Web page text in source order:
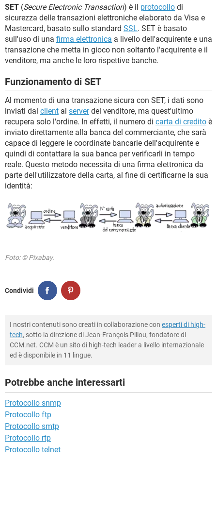
TIKTOK FACEBOOK
HARDWARE
SET (Secure Electronic Transaction) è il protocollo di
sicurezza delle transazioni elettroniche elaborato da Visa e
Mastercard, basato sullo standard SSL. SET è basato
sull'uso di una firma elettronica a livello dell'acquirente e una
transazione che metta in gioco non soltanto l'acquirente e il
venditore, ma anche le loro rispettive banche.
Funzionamento di SET
Al momento di una transazione sicura con SET, i dati sono
inviati dal client al serverdel venditore, ma quest'ultimo
recupera solo l'ordine. In effetti, il numero di carta di credito è
inviato direttamente alla banca del commerciante, che sarà
capace di leggere le coordinate bancarie dell'acquirente e
quindi di contattare la sua banca per verificarli in tempo
reale. Questo metodo necessita di una firma elettronica da
parte dell'utilizzatore della carta, al fine di certificarne la sua
identità:
Foto: © Pixabay.
Condividi
I nostri contenuti sono creati in collaborazione con esperti di high-
tech, sotto la direzione di Jean-François Pillou, fondatore di
CCM.net. CCM è un sito di high-tech leader a livello internazionale
ed è disponibile in 11 lingue.
Potrebbe anche interessarti
Protocollo snmp
Protocollo ftp
Protocollo smtp
Protocollo rtp
Protocollo telnet